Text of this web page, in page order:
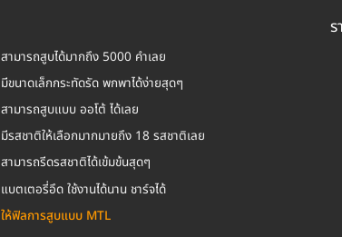
สามารถสูบได้มากถึง 5000 คำเลย
มีขนาดเล็กกระทัดรัด พกพาได้ง่ายสุดๆ
สามารถสูบแบบ ออโต้ ได้เลย
มีรสชาติให้เลือกมากมายถึง 18 รสชาติเลย
สามารถรีดรสชาติได้เข้มข้นสุดๆ
แบตเตอรี่อึด ใช้งานได้นาน ชาร์จได้
ให้ฟิลการสูบแบบ MTL